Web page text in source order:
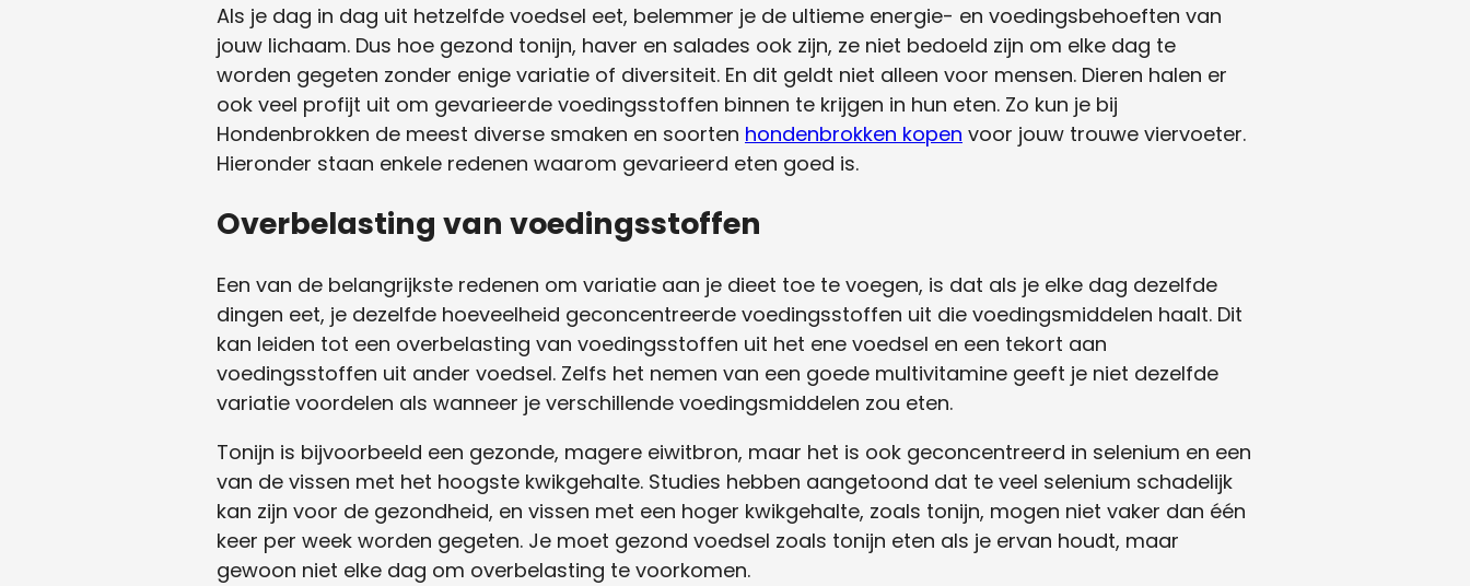
Als je dag in dag uit hetzelfde voedsel eet, belemmer je de ultieme energie- en voedingsbehoeften van
jouw lichaam. Dus hoe gezond tonijn, haver en salades ook zijn, ze niet bedoeld zijn om elke dag te
worden gegeten zonder enige variatie of diversiteit. En dit geldt niet alleen voor mensen. Dieren halen er
ook veel profijt uit om gevarieerde voedingsstoffen binnen te krijgen in hun eten. Zo kun je bij
Hondenbrokken de meest diverse smaken en soorten hondenbrokken kopen voor jouw trouwe viervoeter.
Hieronder staan enkele redenen waarom gevarieerd eten goed is.
Overbelasting van voedingsstoffen
Een van de belangrijkste redenen om variatie aan je dieet toe te voegen, is dat als je elke dag dezelfde
dingen eet, je dezelfde hoeveelheid geconcentreerde voedingsstoffen uit die voedingsmiddelen haalt. Dit
kan leiden tot een overbelasting van voedingsstoffen uit het ene voedsel en een tekort aan
voedingsstoffen uit ander voedsel. Zelfs het nemen van een goede multivitamine geeft je niet dezelfde
variatie voordelen als wanneer je verschillende voedingsmiddelen zou eten.
Tonijn is bijvoorbeeld een gezonde, magere eiwitbron, maar het is ook geconcentreerd in selenium en een
van de vissen met het hoogste kwikgehalte. Studies hebben aangetoond dat te veel selenium schadelijk
kan zijn voor de gezondheid, en vissen met een hoger kwikgehalte, zoals tonijn, mogen niet vaker dan één
keer per week worden gegeten. Je moet gezond voedsel zoals tonijn eten als je ervan houdt, maar
gewoon niet elke dag om overbelasting te voorkomen.